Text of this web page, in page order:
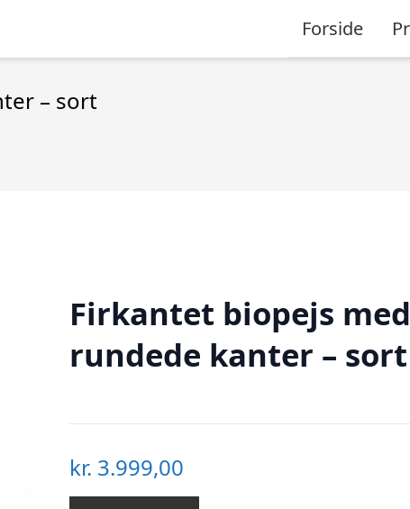
Forside
– sort
Firkantet biopejs med
rundede kanter – sort
kr. 3.999,00